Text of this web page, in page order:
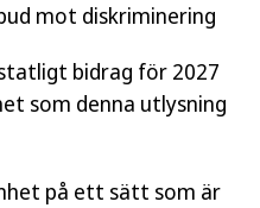
mot diskriminering
bidrag för 2027
som denna utlysning
på ett sätt som är